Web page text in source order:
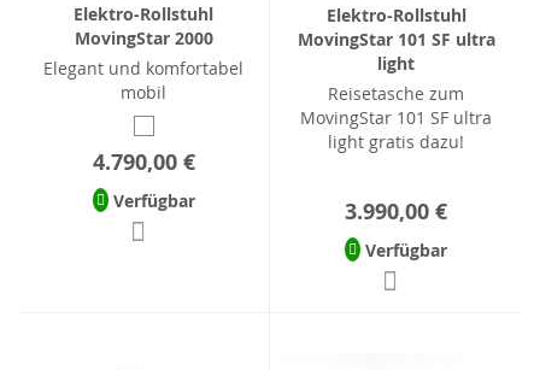
Elektro-Rollstuhl
MovingStar 2000
Elegant und komfortabel
mobil
4.790,00 €
Verfügbar
Elektro-Rollstuhl
MovingStar 101 SF ultra
light
Reisetasche zum
MovingStar 101 SF ultra
light gratis dazu!
3.990,00 €
Verfügbar